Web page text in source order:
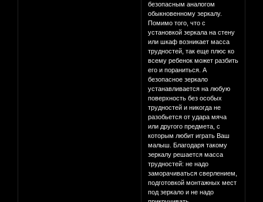
безопасным аналогом
обыкновенному зеркалу.
Помимо того, что с
установкой зеркала на стену
или шкаф возникает масса
трудностей, так еще плюс ко
всему ребенок может разбить
его и пораниться. А
безопасное зеркало
устанавливается на любую
поверхность без особых
трудностей и никогда не
разобьется от удара мяча
или другого предмета, с
которым любит играть Ваш
малыш. Благодаря такому
зеркалу решается масса
трудностей: не надо
заморачиваться сверлением,
подготовкой монтажных мест
под зеркало и не надо